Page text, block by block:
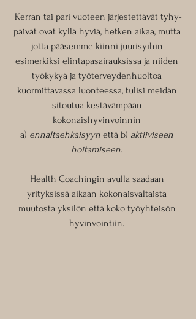
Kerran tai pari vuoteen järjestettävät tyhy-
päivät ovat kyllä hyviä, hetken aikaa, mutta
jotta pääsemme kiinni juurisyihin
esimerkiksi elintapasairauksissa ja niiden
työkykyä ja työterveydenhuoltoa
kuormittavassa luonteessa, tulisi meidän
sitoutua kestävämpään
kokonaishyvinvoinnin
a) ennaltaehkäisyyn että b) aktiiviseen
hoitamiseen.
Health Coachingin avulla saadaan
yrityksissä aikaan kokonaisvaltaista
muutosta yksilön että koko työyhteisön
hyvinvointiin.